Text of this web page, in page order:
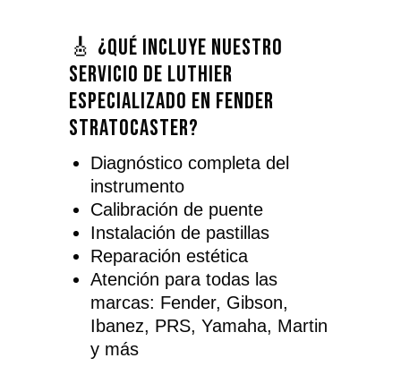
🎸 ¿Qué incluye nuestro
servicio de luthier
especializado en Fender
Stratocaster?
Diagnóstico completa del
instrumento
Calibración de puente
Instalación de pastillas
Reparación estética
Atención para todas las
marcas: Fender, Gibson,
Ibanez, PRS, Yamaha, Martin
y más